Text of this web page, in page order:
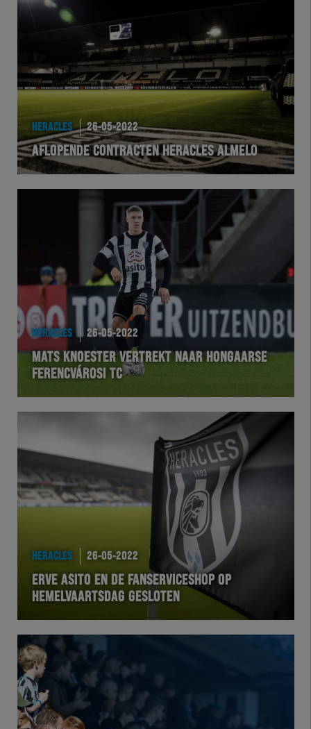
Team Zwart Wit
eSports
Academie
HERACLES 26-05-2022
AFLOPENDE CONTRACTEN HERACLES ALMELO
HERACLES 26-05-2022
MATS KNOESTER VERTREKT NAAR HONGAARSE
FERENCVÁROSI TC
HERACLES 26-05-2022
ERVE ASITO EN DE FANSERVICESHOP OP
HEMELVAARTSDAG GESLOTEN